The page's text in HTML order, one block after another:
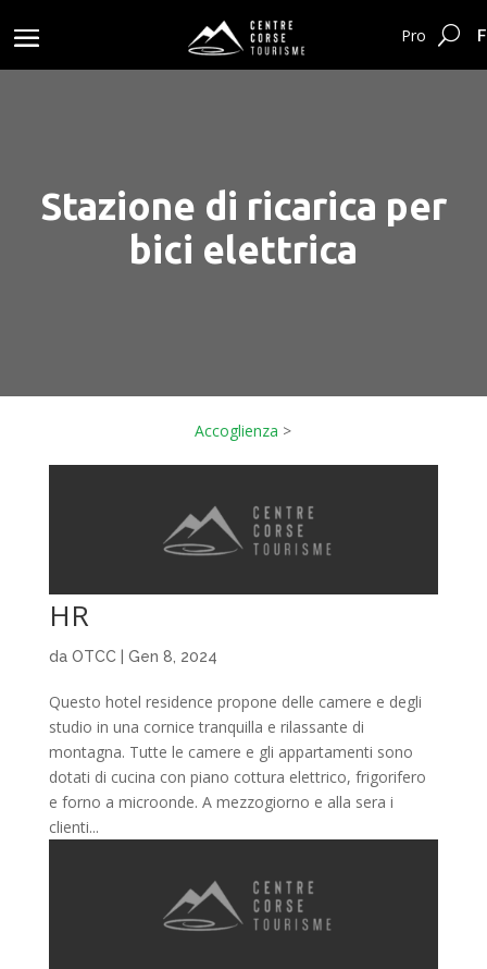
Pro
Stazione di ricarica per
bici elettrica
Accoglienza >
HR
da OTCC| Gen 8, 2024
Questo hotel residence propone delle camere e degli
studio in una cornice tranquilla e rilassante di
montagna. Tutte le camere e gli appartamenti sono
dotati di cucina con piano cottura elettrico, frigorifero
e forno a microonde. A mezzogiorno e alla sera i
clienti...